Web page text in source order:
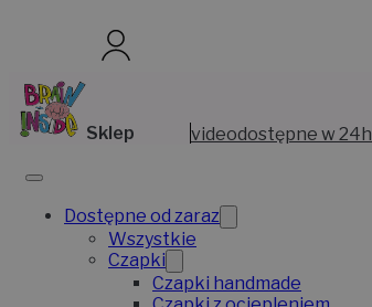
Sklep videodostępne w 24h
Dostępne od zaraz
Wszystkie
Czapki
Czapki handmade